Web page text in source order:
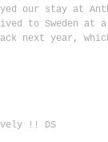
our stay at
to Sweden at
next year,
!! DS